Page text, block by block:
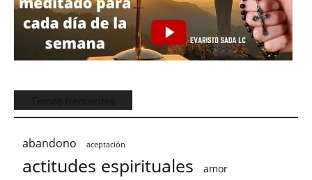
abandono aceptación
actitudes espirituales amor